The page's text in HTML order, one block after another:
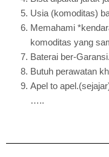
Usia (komoditas)
Memahami
komoditas yang
Baterai ber-Garansi.
Butuh perawatan
Apel to
…..